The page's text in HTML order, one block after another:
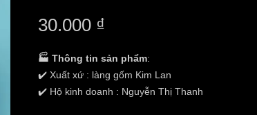
30.000 ₫
🏭 Thông tin sản phẩm:
✔️ Xuất xứ : làng gốm Kim Lan
✔️ Hộ kinh doanh : Nguyễn Thị Thanh